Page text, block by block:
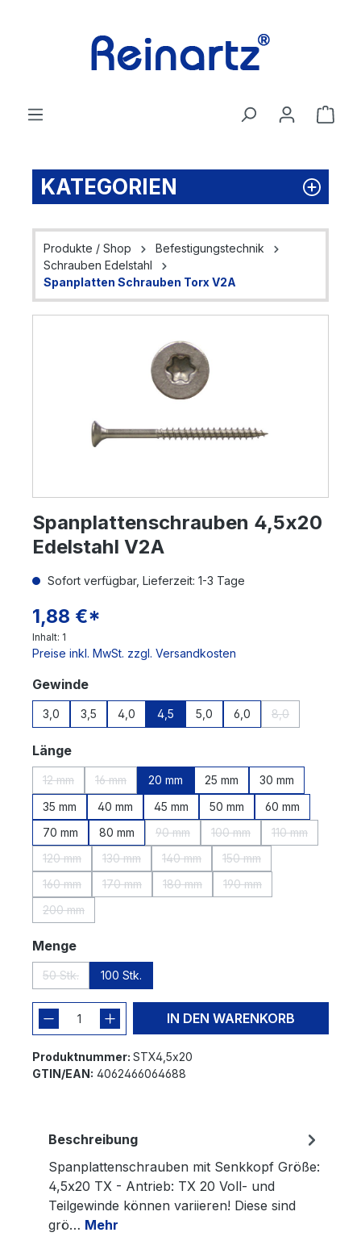
KATEGORIEN
Produkte / Shop
Befestigungstechnik
Schrauben Edelstahl
Spanplatten Schrauben Torx V2A
Spanplattenschrauben 4,5x20
Edelstahl V2A
Sofort verfügbar, Lieferzeit: 1-3 Tage
1,88 €*
Inhalt: 1
Preise inkl. MwSt. zzgl. Versandkosten
Gewindeauswählen
3,0 3,5 4,0 4,5 5,0 6,0 8,0
(Diese Option
Längeauswählen
12 mm 16 mm 20 mm 25 mm
30 mm
35 mm
40 mm 45 mm 50 mm
60 mm
70 mm
80 mm 90 mm 100 mm 110 mm
120 mm 130 mm 140 mm 150 mm
160 mm 170 mm 180 mm 190 mm
200 mm
Mengeauswählen
50 Stk. 100 Stk.
IN DEN WARENKORB
Produktnummer: STX4,5x20
GTIN/EAN: 4062466064688
Beschreibung
Spanplattenschrauben mit Senkkopf Größe:
4,5x20 TX - Antrieb: TX 20 Voll- und
Teilgewinde können variieren! Diese sind
grö… Mehr